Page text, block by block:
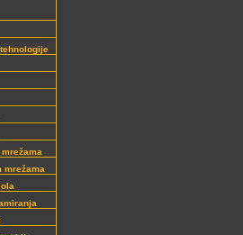
mrežama